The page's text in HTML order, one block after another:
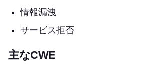
情報漏洩
サービス拒否
主なCWE